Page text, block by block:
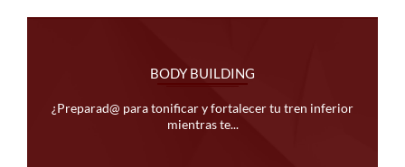
BODY BUILDING
¿Preparad@ para tonificar y fortalecer tu tren inferior
mientras te...